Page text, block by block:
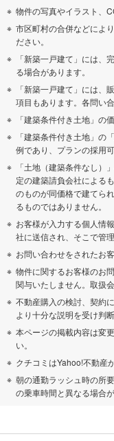
物件の写真やイラスト、
市区町村の合併などによ
ださい。
「新築一戸建て」には、
る場合があります。
「新築一戸建て」には、
項目もあります。各問い
「建築条件付き土地」の
「建築条件付き土地」の
例であり、プランの採用
「土地（建築条件なし）
定の建築請負会社による
のものが同価格で建てら
るものではありません。
お客様が入力する個人情
社に送信され、そこで管理
お問い合わせをされたお
物件に関するお客様のお
関与いたしません。取扱
不動産購入の検討、契約
より十分な説明を受け判
本ページの掲載内容は変
い。
クチコミはYahoo!不動産
朝の通勤ラッシュ時の所
の乗車時間と異なる場合が